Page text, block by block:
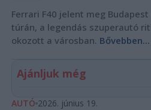
Ferrari F40 jelent meg
túrán, a legendás szuperautó
okozott a városban. Bővebben...
Ajánljuk még
AUTÓ 2026. június 19.